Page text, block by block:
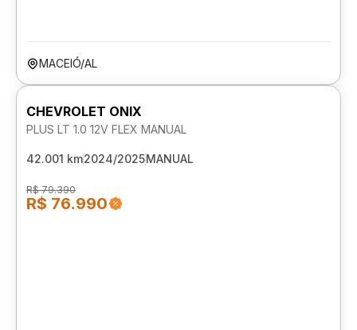
MACEIÓ/AL
CHEVROLET ONIX
PLUS LT 1.0 12V FLEX MANUAL
42.001 km2024/2025MANUAL
R$ 79.390
R$ 76.990